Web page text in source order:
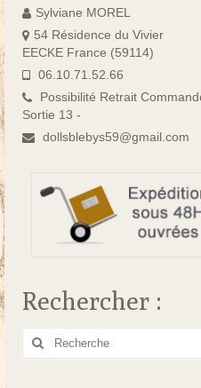
Sylviane MOREL
54 Résidence du Vivier
EECKE France (59114)
06.10.71.52.66
Possibilité Retrait
Sortie 13 -
dollsblebys59@gmail.com
Rechercher :
Rechercher